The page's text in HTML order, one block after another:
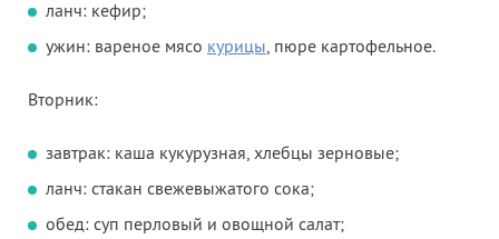
ланч: кефир;
ужин: вареное мясо курицы, пюре картофельное.
Вторник:
завтрак: каша кукурузная, хлебцы зерновые;
ланч: стакан свежевыжатого сока;
обед: суп перловый и овощной салат;